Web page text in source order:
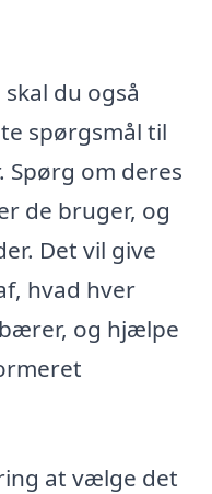
du også
spørgsmål til
Spørg om deres
de bruger, og
Det vil give
hvad hver
og hjælpe
at vælge det